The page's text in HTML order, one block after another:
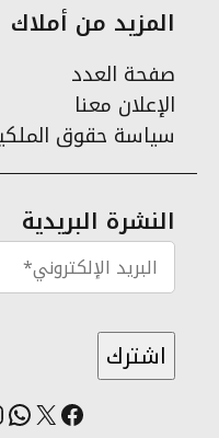
المزيد من أملاك
صفحة العدد
الإعلان معنا
سياسة حقوق
النشرة البريدية
X